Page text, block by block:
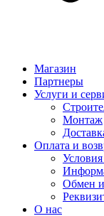
Магазин
Партнеры
Услуги и
Монтаж
Оплата и
Обмен и
О нас